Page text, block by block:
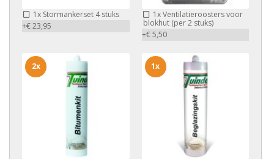
1x Stormankerset 4 stuks
+€ 23,95
1xVentilatieroosters voor
blokhut (per 2 stuks)
+€ 5,50
2x 1x